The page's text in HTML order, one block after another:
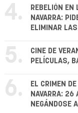
4.
REBELIÓN EN
NAVARRA:
ELIMINAR
5.
CINE DE
PELÍCULAS,
6.
EL CRIMEN
NAVARRA: 26
NEGÁNDOSE